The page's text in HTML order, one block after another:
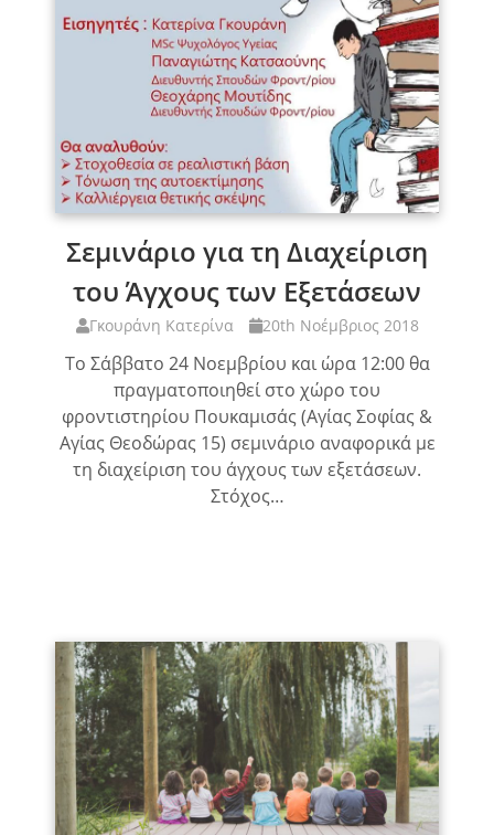
Σεμινάριο για τη Διαχείριση
του Άγχους των Εξετάσεων
Γκουράνη Κατερίνα 20th Νοέμβριος 2018
Το Σάββατο 24 Νοεμβρίου και ώρα 12:00 θα
πραγματοποιηθεί στο χώρο του
φροντιστηρίου Πουκαμισάς (Αγίας Σοφίας &
Αγίας Θεοδώρας 15) σεμινάριο αναφορικά με
τη διαχείριση του άγχους των εξετάσεων.
Στόχος…